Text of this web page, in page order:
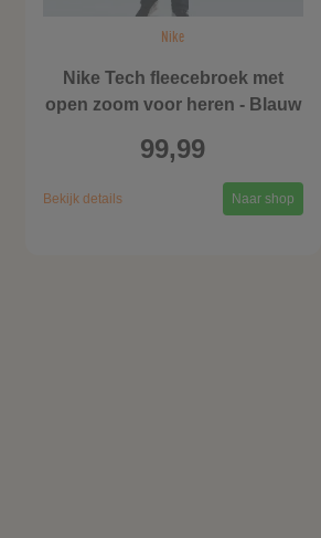
Nike
Nike Tech fleecebroek met
open zoom voor heren - Blauw
99,99
Bekijk details Naar shop